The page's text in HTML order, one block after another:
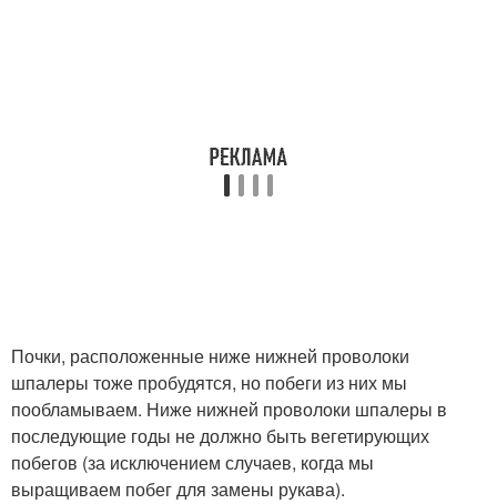
Почки, расположенные ниже нижней проволоки
шпалеры тоже пробудятся, но побеги из них мы
пообламываем. Ниже нижней проволоки шпалеры в
последующие годы не должно быть вегетирующих
побегов (за исключением случаев, когда мы
выращиваем побег для замены рукава).